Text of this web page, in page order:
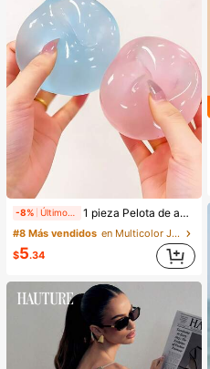
-8% Últimos 1 días 1 pieza Pelota de apretar hecha a mano con aceite de coco, maleable y de rebote lento, juguete para aliviar la ansiedad, juguete para la punta de los dedos, alivio de la presión de la mano, juguete de Pascua, juguete para apretar, juguete para aliviar el estrés, ansiedad y relajación, regalo para fiestas, relleno de bolsa de regalo, premio, cumpleaños, juguete suave y esponjoso
#8 Más vendidos
en Multicolor Juguetes para aliviar el estrés
$5.34